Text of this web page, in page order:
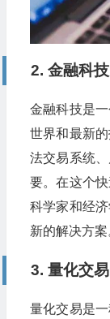
2. 金融科
金融科技是
世界和最新
法交易系统
要。在这个
科学家和经
新的解决方案
3. 量化交易
量化交易是